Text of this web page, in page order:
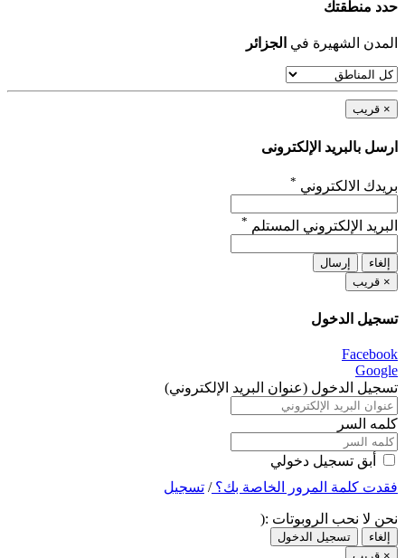
حدد منطقتك
المدن الشهيرة في الجزائر
× قريب
ارسل بالبريد الإلكترونى
بريدك الالكتروني *
البريد الإلكتروني المستلم *
إلغاء
إرسال
× قريب
تسجيل الدخول
Facebook
Google
تسجيل الدخول (عنوان البريد الإلكتروني)
كلمه السر
أبق تسجيل دخولي
فقدت كلمة المرور الخاصة بك؟/ تسجيل
نحن لا نحب الروبوتات :(
إلغاء
تسجيل الدخول